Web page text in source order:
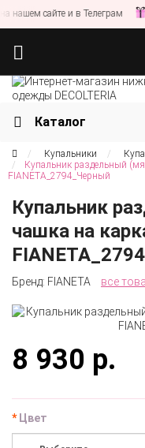
сайте и в Телеграм
Каталог
Купальники
Купальник раздельный
FIANETA_2794_Черный
Купальник
чашка на
Бренд: FIANETA все
8 930 р.
Цвет